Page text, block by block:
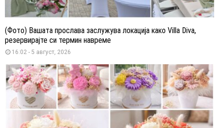
(Фото) Вашата прослава заслужува локација како Villa Diva,
резервирајте си термин навреме
16:02 - 5 август, 2026